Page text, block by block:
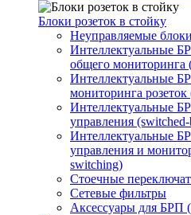
Блоки розеток в стойку
Неуправляемые
Интеллектуальные
общего мониторинга
Интеллектуальные
мониторинга
Интеллектуальные
управления
Интеллектуальные
управления и
switching)
Стоечные
Сетевые фильтры
Аксессуары для БРП